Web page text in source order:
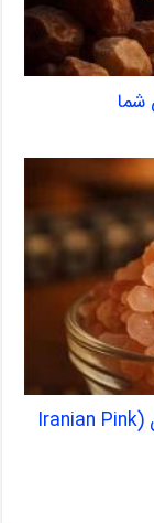
شما
راهنمای خرید و صادرات نمک صورتی ایران (Iranian Pink